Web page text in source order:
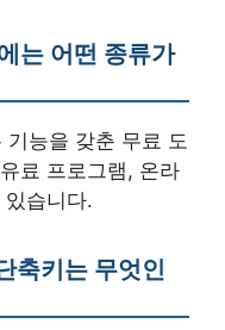
는 어떤 종류가
능을 갖춘 무료 도
료 프로그램, 온라
습니다.
키는 무엇인